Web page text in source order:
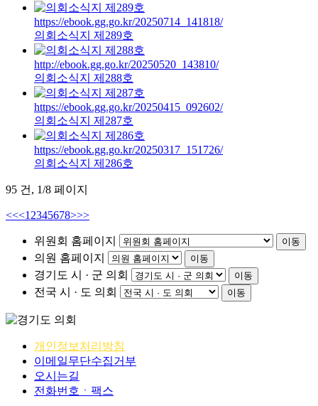
https://ebook.gg.go.kr/20250714_141818/
의회소식지 제289호
http://ebook.gg.go.kr/20250520_143810/
의회소식지 제288호
https://ebook.gg.go.kr/20250415_092602/
의회소식지 제287호
https://ebook.gg.go.kr/20250317_151726/
의회소식지 제286호
95 건, 1/8 페이지
<<<1 2345678>>>
위원회 홈페이지 이동
의원 홈페이지 이동
경기도 시 · 군 의회 이동
전국 시 · 도 의회 이동
개인정보처리방침
이메일무단수집거부
오시는길
전화번호ㆍ팩스